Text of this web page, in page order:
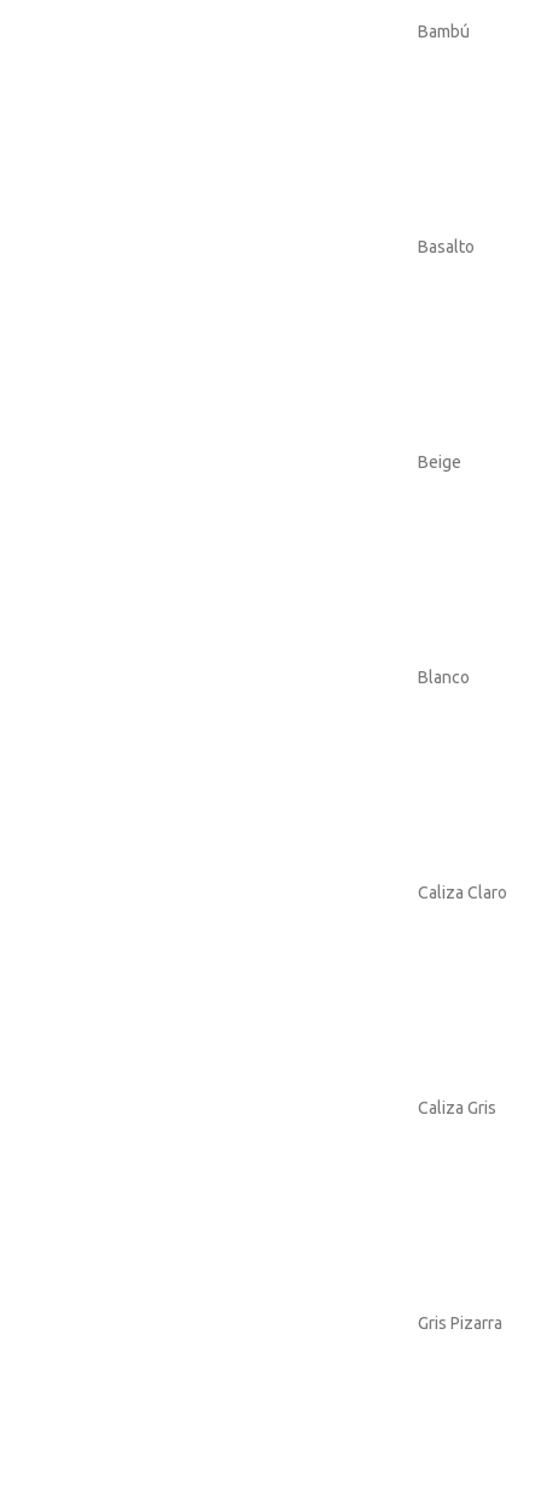
Bambú
Basalto
Beige
Blanco
Caliza Claro
Caliza Gris
Gris Pizarra